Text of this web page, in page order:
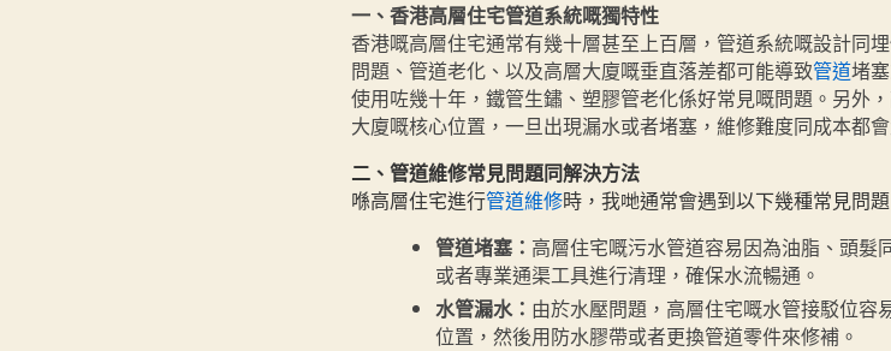
一、香港高層住宅管道系統嘅獨特性
香港嘅高層住宅通常有幾十層甚至上百層，管道系統嘅設計同
問題、管道老化、以及高層大廈嘅垂直落差都可能導致管道堵
使用咗幾十年，鐵管生鏽、塑膠管老化係好常見嘅問題。另外
大廈嘅核心位置，一旦出現漏水或者堵塞，維修難度同成本都
二、管道維修常見問題同解決方法
喺高層住宅進行管道維修時，我哋通常會遇到以下幾種常見問題
管道堵塞： 高層住宅嘅污水管道容易因為油脂、頭髮
或者專業通渠工具進行清理，確保水流暢通。
水管漏水： 由於水壓問題，高層住宅嘅水管接駁位
位置，然後用防水膠帶或者更換管道零件來修補。